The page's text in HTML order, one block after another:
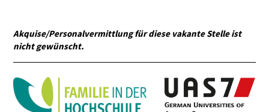
Akquise/Personalvermittlung für diese vakante Stelle ist
nicht gewünscht.